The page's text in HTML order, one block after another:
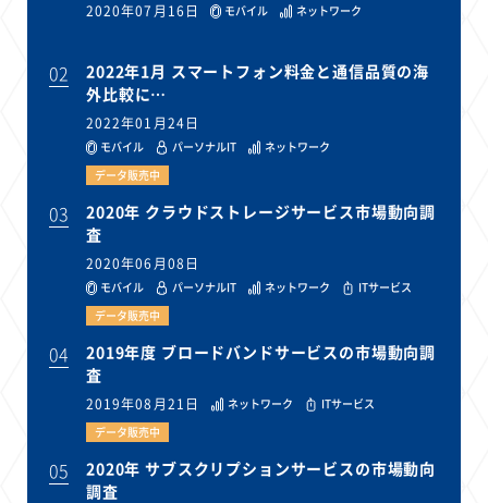
2020年07月16日 モバイル ネットワーク
02
2022年1月 スマートフォン料金と通信品質の海
外比較に…
2022年01月24日
モバイル パーソナルIT
ネットワーク
データ販売中
03
2020年 クラウドストレージサービス市場動向調
査
2020年06月08日
モバイル パーソナルIT ネットワーク
ITサービス
データ販売中
04
2019年度 ブロードバンドサービスの市場動向調
査
2019年08月21日 ネットワーク
ITサービス
データ販売中
05
2020年 サブスクリプションサービスの市場動向
調査